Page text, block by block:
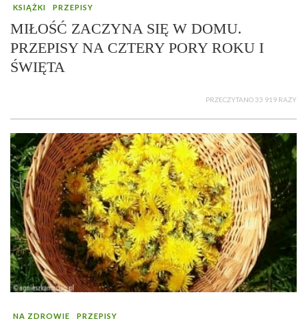
KSIĄŻKI PRZEPISY
MIŁOŚĆ ZACZYNA SIĘ W DOMU.
PRZEPISY NA CZTERY PORY ROKU I
ŚWIĘTA
PRZECZYTANO 33 919 RAZY
NA ZDROWIE PRZEPISY